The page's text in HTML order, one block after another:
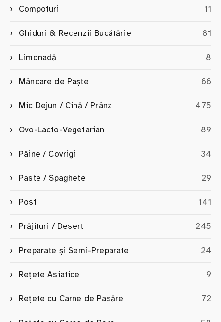
Compoturi 11
Ghiduri & Recenzii Bucătărie 81
Limonadă 8
Mâncare de Paște 66
Mic Dejun / Cină / Prânz 475
Ovo-Lacto-Vegetarian 89
Pâine / Covrigi 34
Paste / Spaghete 29
Post 141
Prăjituri / Desert 245
Preparate și Semi-Preparate 24
Rețete Asiatice 9
Rețete cu Carne de Pasăre 72